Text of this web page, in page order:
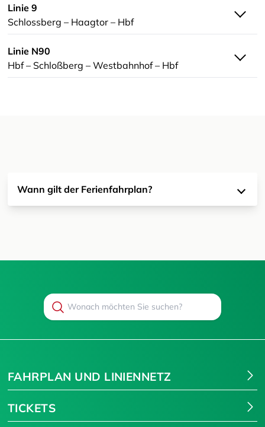
Linie 9
Schlossberg – Haagtor – Hbf
Linie N90
Hbf – Schloßberg – Westbahnhof – Hbf
Wann gilt der Ferienfahrplan?
Search
FAHRPLAN UND LINIENNETZ
TICKETS